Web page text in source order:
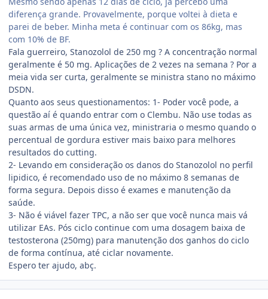
diferença grande. Provavelmente, porque voltei à dieta e
parei de beber. Minha meta é continuar com os 86kg, mas
com 10% de BF.
Fala guerreiro, Stanozolol de 250 mg ? A concentração normal
geralmente é 50 mg. Aplicações de 2 vezes na semana ? Por a
meia vida ser curta, geralmente se ministra stano no máximo
DSDN.
Quanto aos seus questionamentos: 1- Poder você pode, a
questão aí é quando entrar com o Clembu. Não use todas as
suas armas de uma única vez, ministraria o mesmo quando o
percentual de gordura estiver mais baixo para melhores
resultados do cutting.
2- Levando em consideração os danos do Stanozolol no perfil
lipidico, é recomendado uso de no máximo 8 semanas de
forma segura. Depois disso é exames e manutenção da
saúde.
3- Não é viável fazer TPC, a não ser que você nunca mais vá
utilizar EAs. Pós ciclo continue com uma dosagem baixa de
testosterona (250mg) para manutenção dos ganhos do ciclo
de forma contínua, até ciclar novamente.
Espero ter ajudo, abç.